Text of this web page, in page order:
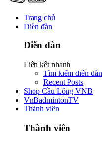
Trang chủ
Diễn đàn
Diễn đàn
Liên kết nhanh
Tìm kiếm diễn đàn
Recent Posts
Shop Cầu Lông VNB
VnBadmintonTV
Thành viên
Thành viên